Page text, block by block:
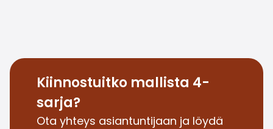
Auton ostaminen etänä
Saka Select
Uutiset ja kampanjat
Toimipisteet
Kiinnostuitko mallista 4-
sarja?
Ota yhteys asiantuntijaan ja löydä